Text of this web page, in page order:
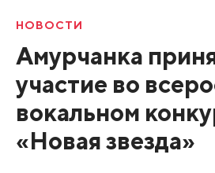
НОВОСТИ
Амурчанка
участие во
вокальном
«Новая звезда»